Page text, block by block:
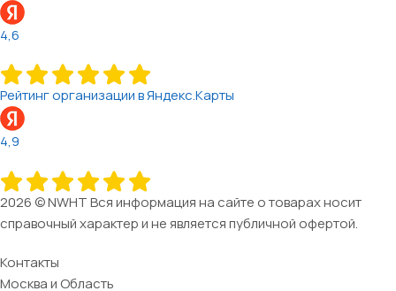
4,6
Рейтинг организации в Яндекс.Карты
4,9
2026 © NWHT Вся информация на сайте о товарах носит
справочный характер и не является публичной офертой.
Контакты
Москва и Область